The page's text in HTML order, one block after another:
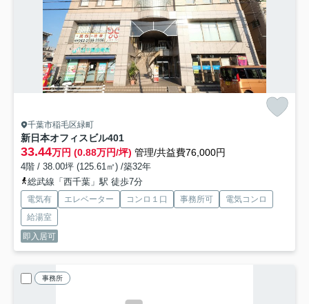
千葉市稲毛区緑町
新日本オフィスビル401
33.44万円 (0.88万円/坪) 管理/共益費76,000円
4階 / 38.00坪 (125.61㎡) /築32年
総武線「西千葉」駅 徒歩7分
電気有 エレベーター コンロ１口 事務所可
電気コンロ
給湯室
即入居可
事務所